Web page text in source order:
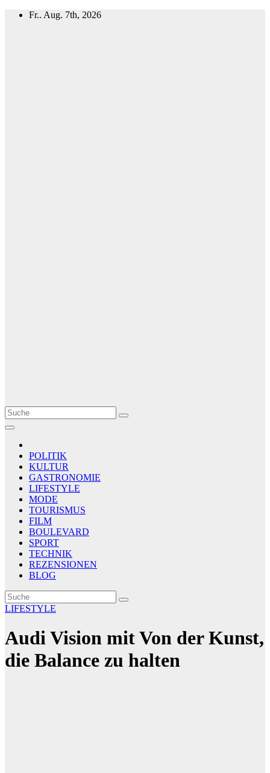
Zum
Fr.. Aug. 7th, 2026
Le Matin
AGENCE DE PRESSE
POLITIK
KULTUR
GASTRONOMIE
LIFESTYLE
MODE
TOURISMUS
FILM
BOULEVARD
SPORT
TECHNIK
REZENSIONEN
BLOG
LIFESTYLE
Audi Vision mit Von der Kunst,
die Balance zu halten